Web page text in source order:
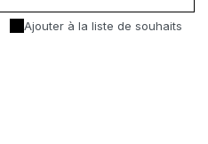
Ajouter à la liste de souhaits